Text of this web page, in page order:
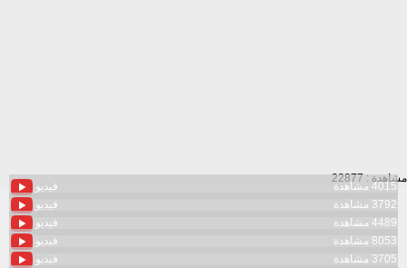
مشاهدة : 22877
فيديو
4015 مشاهدة
فيديو
3792 مشاهدة
فيديو
4489 مشاهدة
فيديو
8053 مشاهدة
فيديو
3705 مشاهدة